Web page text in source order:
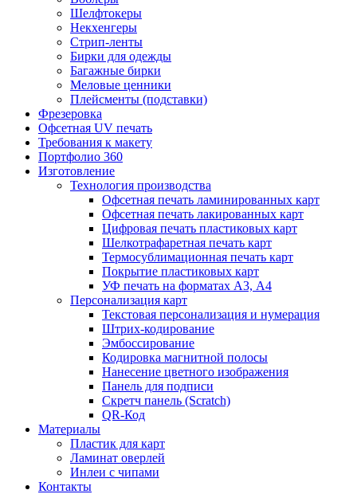
Шелфтокеры
Некхенгеры
Стрип-ленты
Бирки для одежды
Багажные бирки
Меловые ценники
Плейсменты (подставки)
Фрезеровка
Офсетная UV печать
Требования к макету
Портфолио 360
Изготовление
Технология производства
Офсетная печать ламинированных карт
Офсетная печать лакированных карт
Цифровая печать пластиковых карт
Шелкотрафаретная печать карт
Термосублимационная печать карт
Покрытие пластиковых карт
УФ печать на форматах А3, А4
Персонализация карт
Текстовая персонализация и нумерация
Штрих-кодирование
Эмбоссирование
Кодировка магнитной полосы
Нанесение цветного изображения
Панель для подписи
Скретч панель (Scratch)
QR-Код
Материалы
Пластик для карт
Ламинат оверлей
Инлеи с чипами
Контакты